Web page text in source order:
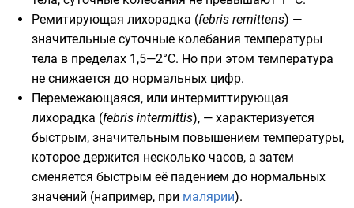
Ремитирующая лихорадка (febris remittens) —
значительные суточные колебания температуры
тела в пределах 1,5—2°С. Но при этом температура
не снижается до нормальных цифр.
Перемежающаяся, или интермиттирующая
лихорадка (febris intermittis), — характеризуется
быстрым, значительным повышением температуры,
которое держится несколько часов, а затем
сменяется быстрым её падением до нормальных
значений (например, при малярии).